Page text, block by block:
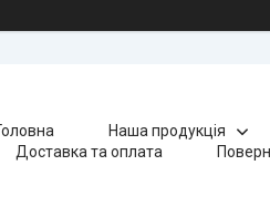
Наша продукція
Доставка та оплата